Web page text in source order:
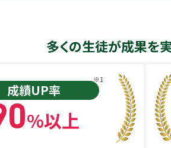
多くの生徒が成果を
成績UP率
※1
%以上